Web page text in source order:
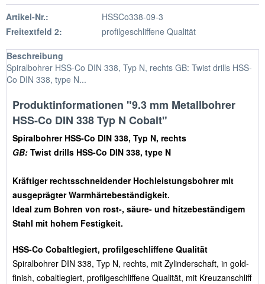
Artikel-Nr.:
HSSCo338-09-3
Freitextfeld 2:
profilgeschliffene Qualität
Beschreibung
Spiralbohrer HSS-Co DIN 338, Typ N, rechts GB: Twist drills HSS-
Co DIN 338, type N...
Produktinformationen "9.3 mm Metallbohrer
HSS-Co DIN 338 Typ N Cobalt"
Spiralbohrer HSS-Co DIN 338, Typ N, rechts
GB: Twist drills HSS-Co DIN 338, type N
Kräftiger rechtsschneidender Hochleistungsbohrer mit
ausgeprägter Warmhärtebeständigkeit.
Ideal zum Bohren von rost-, säure- und hitzebeständigem
Stahl mit hohem Festigkeit.
HSS-Co Cobaltlegiert, profilgeschliffene Qualität
Spiralbohrer DIN 338, Typ N, rechts, mit Zylinderschaft, in gold-
finish, cobaltlegiert, profilgeschliffene Qualität, mit Kreuzanschliff